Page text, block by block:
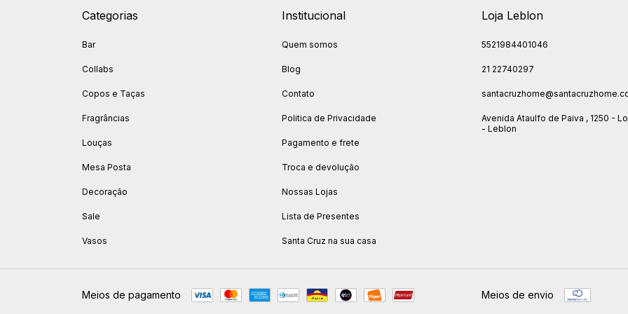
Categorias
Bar
Collabs
Copos e Taças
Fragrâncias
Louças
Mesa Posta
Decoração
Sale
Vasos
Institucional
Quem somos
Blog
Contato
Politica de Privacidade
Pagamento e frete
Troca e devolução
Nossas Lojas
Lista de Presentes
Santa Cruz na sua casa
Loja Leblon
5521984401046
21 22740297
Avenida Ataulfo de Paiva , 1250 -
- Leblon
Meios de pagamento Meios de envio